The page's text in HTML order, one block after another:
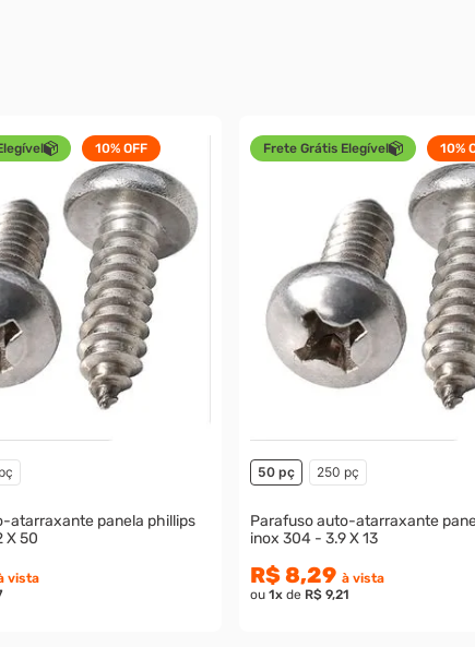
10%OFF
atarraxante panela phillips
X 50
vista
Frete Grátis Elegível 10%
50 pç 250 pç
Parafuso auto-atarraxante
inox 304 - 3.9 X 13
R$ 8,29 à vista
ou 1xde R$ 9,21